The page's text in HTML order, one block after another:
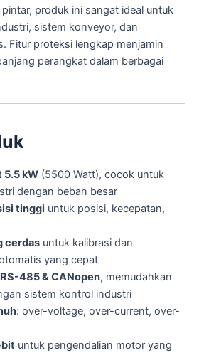
produk ini sangat ideal untuk
sistem konveyor, dan
Fitur proteksi lengkap menjamin
perangkat dalam berbagai
5.5 kW(5500 Watt), cocok untuk
dengan beban besar
tinggi untuk posisi, kecepatan,
cerdasuntuk kalibrasi dan
yang cepat
485 & CANopen, memudahkan
sistem kontrol industri
: over-voltage, over-current, over-
bituntuk pengendalian motor yang